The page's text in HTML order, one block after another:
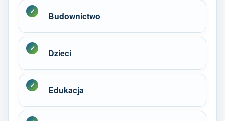
Budownictwo
Dzieci
Edukacja